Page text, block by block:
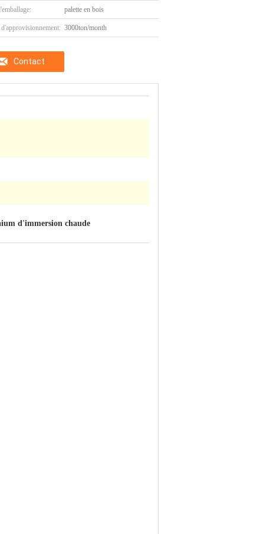
palette en bois
d'approvisionnement: 3000ton/month
Contact
d'immersion chaude